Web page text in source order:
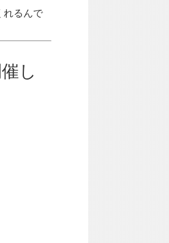
れるんで
し